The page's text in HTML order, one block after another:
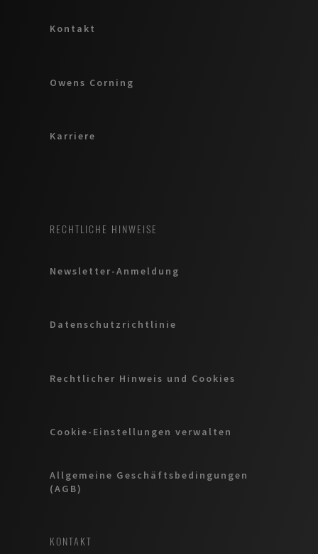
Kontakt
Owens Corning
Karriere
RECHTLICHE HINWEISE
Newsletter-Anmeldung
Datenschutzrichtlinie
Rechtlicher Hinweis und Cookies
Cookie-Einstellungen verwalten
Allgemeine Geschäftsbedingungen
(AGB)
KONTAKT